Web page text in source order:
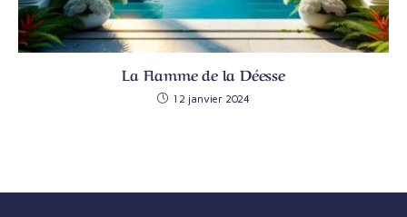
La Flamme de la Déesse
12 janvier 2024